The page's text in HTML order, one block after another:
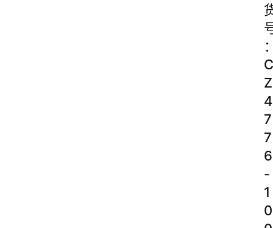
C
Z
4
7
7
6
-
1
0